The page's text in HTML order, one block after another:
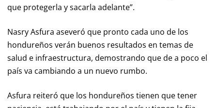
que protegerla y sacarla adelante”.
Nasry Asfura aseveró que pronto cada uno de los
hondureños verán buenos resultados en temas de
salud e infraestructura, demostrando que de a poco el
país va cambiando a un nuevo rumbo.
Asfura reiteró que los hondureños tienen que tener